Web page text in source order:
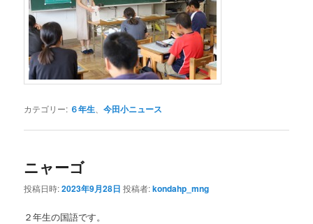
カテゴリー: ６年生 、今田小ニュース
ニャーゴ
投稿日時:2023年9月28日 投稿者:kondahp_mng
２年生の国語です。